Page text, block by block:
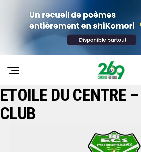
ETOILE DU CENTRE
CLUB